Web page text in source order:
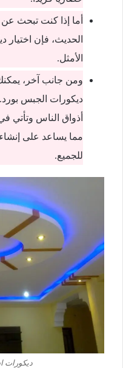
أما إذا كنت تبحث
الحديث، فإن اختيار
الأمثل.
ومن جانب آخر،
ديكورات الجبس
أذواق الناس وتأتي
مما يساعد على
للجميع.